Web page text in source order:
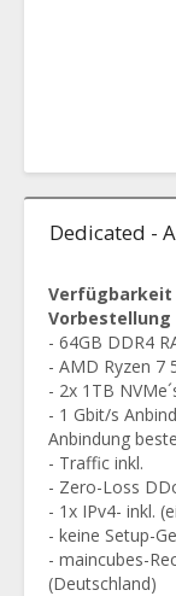
Dedicated -
- 64GB DDR4
- AMD Ryzen 7
- 2x 1TB
- 1 Gbit/s
Anbindung
- Traffic inkl.
- Zero-Loss
- 1x IPv4- inkl.
- keine Setup-
- maincubes-
(Deutschland)